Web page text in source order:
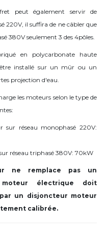
peut également servir de
220V, il suffira de ne câbler que
380V seulement 3 des 4pôles.
en polycarbonate haute
installé sur un mûr ou un
projection d'eau.
les moteurs selon le type de
sur réseau monophasé 220V:
réseau triphasé 380V: 70kW
ne remplace pas un
électrique doit
un disjoncteur moteur
calibrée.